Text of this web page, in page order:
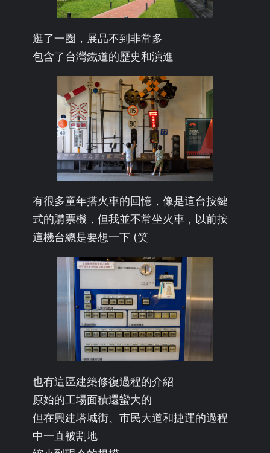
逛了一圈，展品不到非常多
包含了台灣鐵道的歷史和演進
有很多童年搭火車的回憶，像是這台按鍵
式的購票機，但我並不常坐火車，以前按
這機台總是要想一下 (笑
也有這區建築修復過程的介紹
原始的工場面積還蠻大的
但在興建塔城街、市民大道和捷運的過程
中一直被割地